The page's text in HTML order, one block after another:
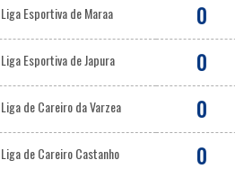
Liga Esportiva de Maraa
0
Liga Esportiva de Japura
0
Liga de Careiro da Varzea
0
Liga de Careiro Castanho
0